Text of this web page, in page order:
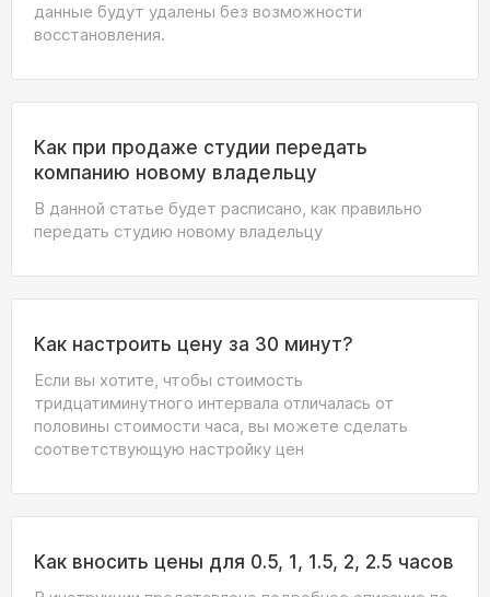
данные будут удалены без возможности
восстановления.
Как при продаже студии передать
компанию новому владельцу
В данной статье будет расписано, как правильно
передать студию новому владельцу
Как настроить цену за 30 минут?
Если вы хотите, чтобы стоимость
тридцатиминутного интервала отличалась от
половины стоимости часа, вы можете сделать
соответствующую настройку цен
Как вносить цены для 0.5, 1, 1.5, 2, 2.5 часов